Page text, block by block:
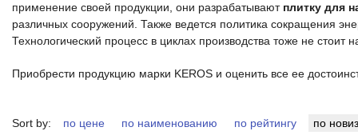
применение своей продукции, они разрабатывают плитку для
различных сооружений. Также ведется политика сокращения
Технологический процесс в циклах производства тоже не стоит
Приобрести продукцию марки KEROS и оценить все ее
Sort by: по цене по наименованию по рейтингу по